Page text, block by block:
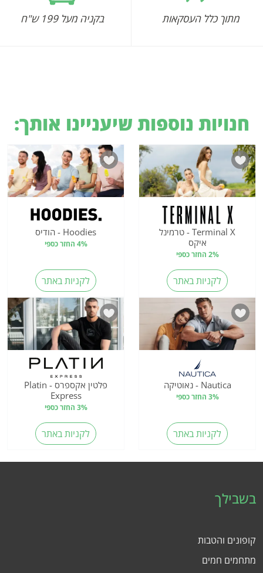
מתוך כלל העסקאות בקניה מעל 199 ש"ח
חנויות נוספות שיעניינו אותך:
Terminal X - טרמינל
איקס
2% החזר כספי
לקניות באתר
Hoodies - הודיס
4% החזר כספי
לקניות באתר
Nautica - נאוטיקה
3% החזר כספי
לקניות באתר
פלטין אקספרס - Platin
Express
3% החזר כספי
לקניות באתר
בשבילך
קופונים והטבות
מתחמים חמים